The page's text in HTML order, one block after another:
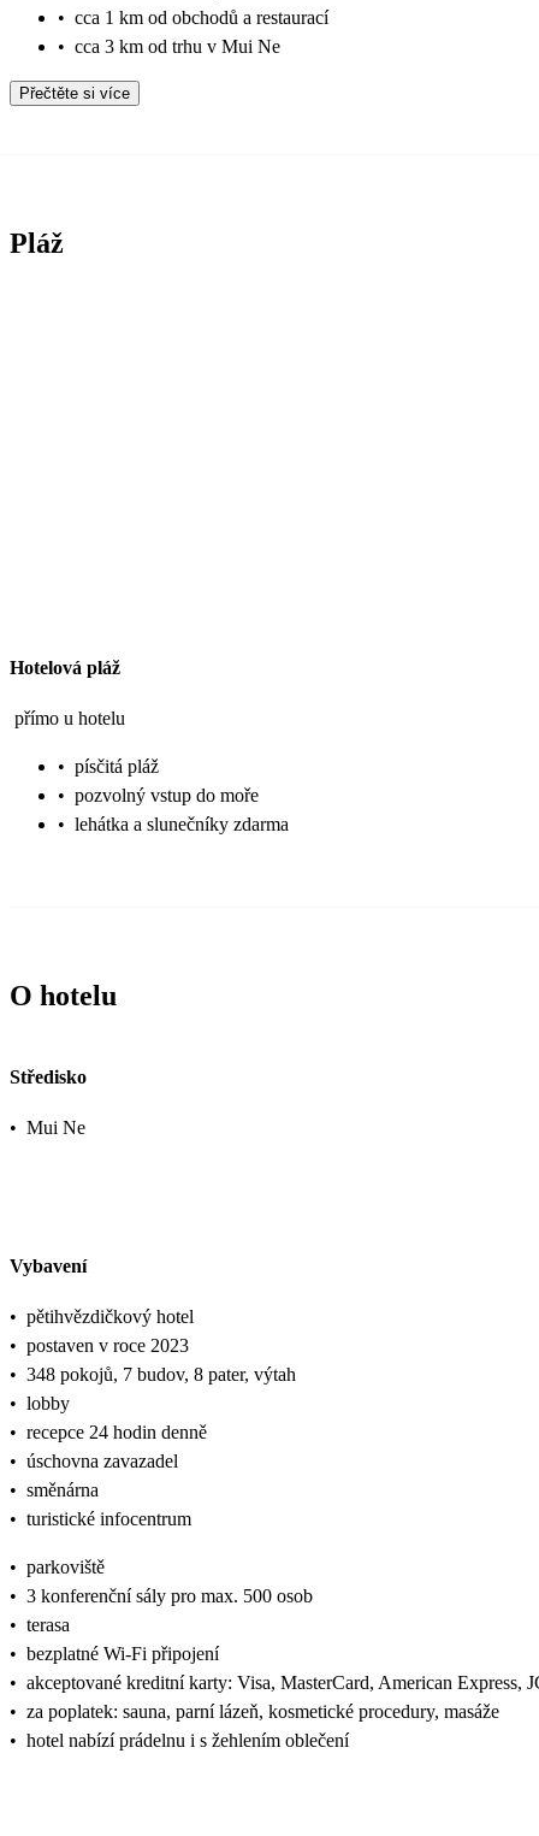
• cca 1 km od obchodů a restaurací
• cca 3 km od trhu v Mui Ne
Přečtěte si více
Pláž
Hotelová pláž
přímo u hotelu
• písčitá pláž
• pozvolný vstup do moře
• lehátka a slunečníky zdarma
O hotelu
Středisko
• Mui Ne
Vybavení
• pětihvězdičkový hotel
• postaven v roce 2023
• 348 pokojů, 7 budov, 8 pater, výtah
• lobby
• recepce 24 hodin denně
• úschovna zavazadel
• směnárna
• turistické infocentrum
• parkoviště
• 3 konferenční sály pro max. 500 osob
• terasa
• bezplatné Wi-Fi připojení
• akceptované kreditní karty: Visa, MasterCard, American Express,
• za poplatek: sauna, parní lázeň, kosmetické procedury, masáže
• hotel nabízí prádelnu i s žehlením oblečení